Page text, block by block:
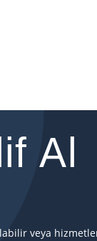
Al
veya